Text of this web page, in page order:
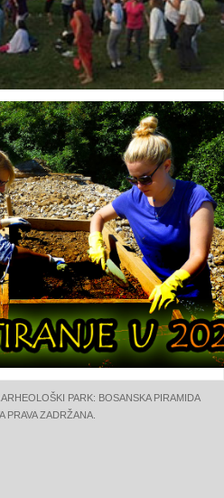
PARK: BOSANSKA PIRAMIDA
PRAVA ZADRŽANA.